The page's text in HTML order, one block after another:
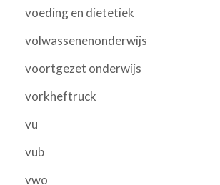
voeding en dietetiek
volwassenenonderwijs
voortgezet onderwijs
vorkheftruck
vu
vub
vwo